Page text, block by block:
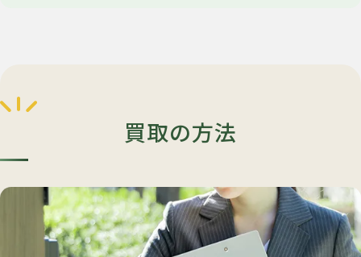
買取の方法